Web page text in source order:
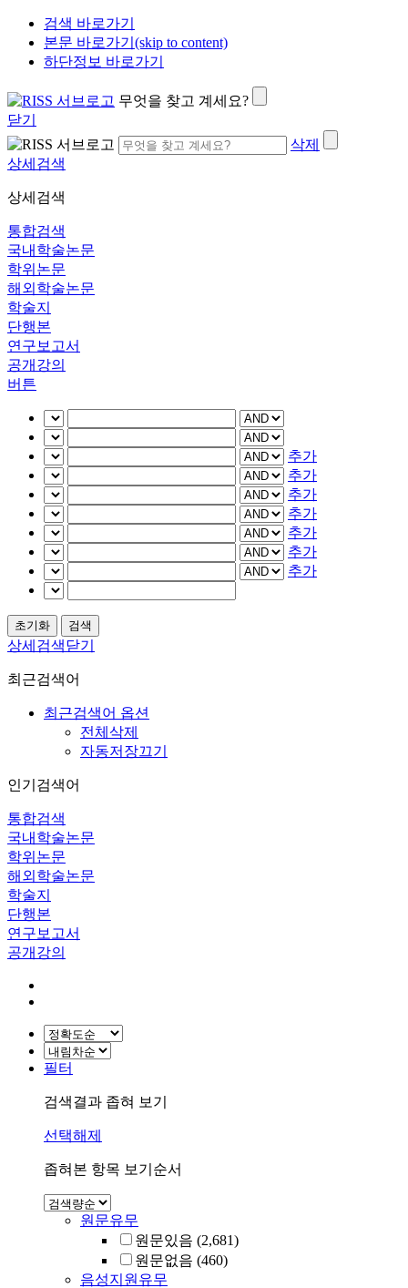
검색 바로가기
본문 바로가기(skip to content)
하단정보 바로가기
무엇을 찾고 계세요?
닫기
삭제
상세검색
상세검색
통합검색
국내학술논문
학위논문
해외학술논문
학술지
단행본
연구보고서
공개강의
버튼
추가
추가
추가
추가
추가
추가
추가
상세검색닫기
최근검색어
최근검색어 옵션
전체삭제
자동저장끄기
인기검색어
통합검색
국내학술논문
학위논문
해외학술논문
학술지
단행본
연구보고서
공개강의
필터
검색결과 좁혀 보기
선택해제
좁혀본 항목 보기순서
원문유무
원문있음 (2,681)
원문없음 (460)
음성지원유무